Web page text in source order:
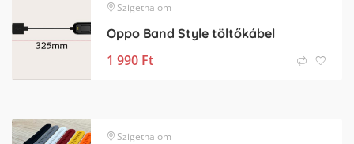
Szigethalom
Oppo Band Style töltőkábel
1 990 Ft
Szigethalom